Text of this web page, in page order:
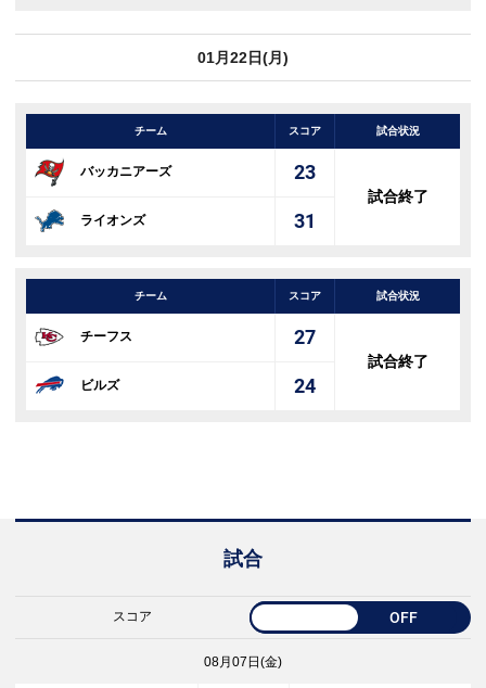
01月22日(月)
チーム スコア 試合状況
バッカニアーズ 23
試合終了
ライオンズ 31
チーム スコア 試合状況
チーフス 27
試合終了
ビルズ 24
試合
スコア OFF
08月07日(金)